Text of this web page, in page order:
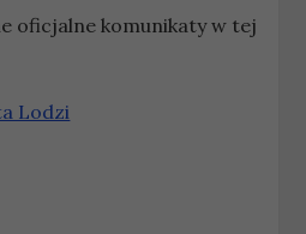
oficjalne komunikaty w tej
Lodzi